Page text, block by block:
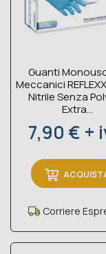
Guanti
Meccanici
Nitrile Senza
Extra...
Prezzo
7,90 € +
Corriere